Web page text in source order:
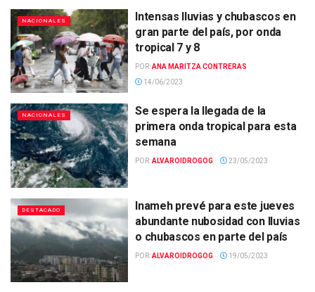
NACIONALES
Intensas lluvias y chubascos en
gran parte del país, por onda
tropical 7 y 8
POR:ANA MARITZA CONTRERAS
14/06/2023
NACIONALES
Se espera la llegada de la
primera onda tropical para esta
semana
POR:ALVAROIDROGOG 23/05/2023
DESTACADO
Inameh prevé para este jueves
abundante nubosidad con lluvias
o chubascos en parte del país
POR:ALVAROIDROGOG 19/05/2023